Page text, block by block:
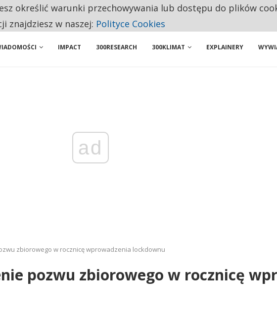
NA PODSTAWOWE ZAKUPY
IMPACT 300RESEARCH 300KLIMAT EXPLAINERY
ad
zbiorowego w rocznicę wprowadzenia lockdownu
pozwu zbiorowego w rocznicę
określić warunki przechowywania lub dostępu do plików
znajdziesz w naszej: Polityce Cookies